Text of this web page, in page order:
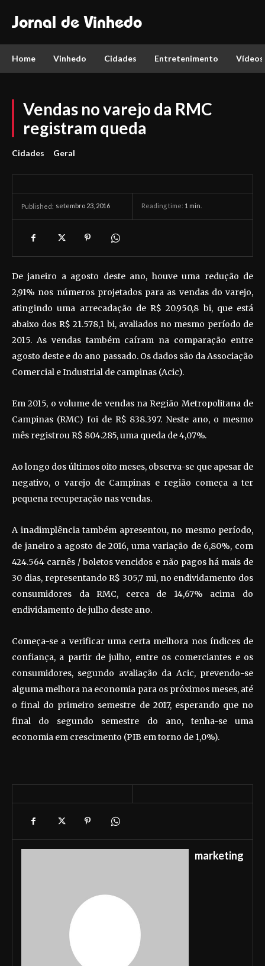
Jornal de Vinhedo
Home Vinhedo Cidades Entretenimento Vídeos
Vendas no varejo da RMC
registram queda
Cidades Geral
Published: setembro 23, 2016 Reading time: 1 min.
De janeiro a agosto deste ano, houve uma redução de
2,91% nos números projetados para as vendas do varejo,
atingindo uma arrecadação de R$ 20.950,8 bi, que está
abaixo dos R$ 21.578,1 bi, avaliados no mesmo período de
2015. As vendas também caíram na comparação entre
agosto deste e do ano passado. Os dados são da Associação
Comercial e Industrial de campinas (Acic).
Em 2015, o volume de vendas na Região Metropolitana de
Campinas (RMC) foi de R$ 838.397. Neste ano, o mesmo
mês registrou R$ 804.285, uma queda de 4,07%.
Ao longo dos últimos oito meses, observa-se que apesar de
negativo, o varejo de Campinas e região começa a ter
pequena recuperação nas vendas.
A inadimplência também apresentou, no mesmo período,
de janeiro a agosto de 2016, uma variação de 6,80%, com
424.564 carnês / boletos vencidos e não pagos há mais de
30 dias, representando R$ 305,7 mi, no endividamento dos
consumidores da RMC, cerca de 14,67% acima do
endividamento de julho deste ano.
Começa-se a verificar uma certa melhora nos índices de
confiança, a partir de julho, entre os comerciantes e os
consumidores, segundo avaliação da Acic, prevendo-se
alguma melhora na economia para os próximos meses, até
o final do primeiro semestre de 2017, esperando que no
final do segundo semestre do ano, tenha-se uma
economia em crescimento (PIB em torno de 1,0%).
marketing